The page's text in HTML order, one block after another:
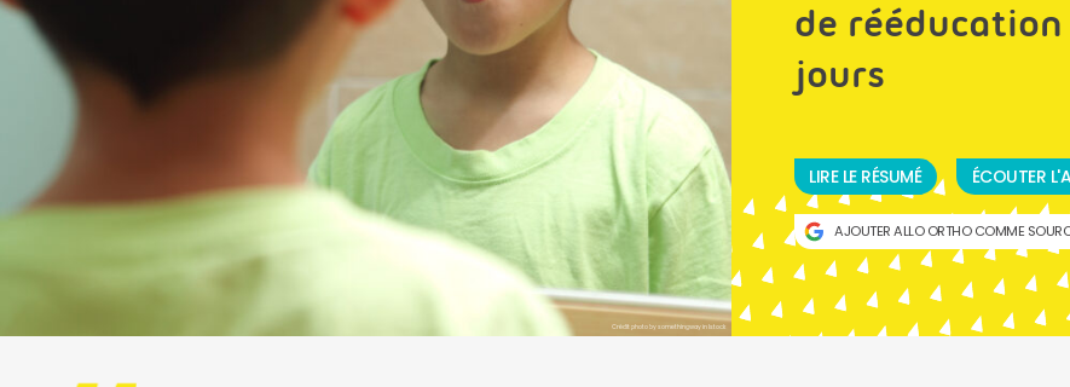
Crédit photo by somethingway in Istock
de
jours
LIRE LE RÉSUMÉ ÉCOUTER
AJOUTER ALLO ORTHO COMME